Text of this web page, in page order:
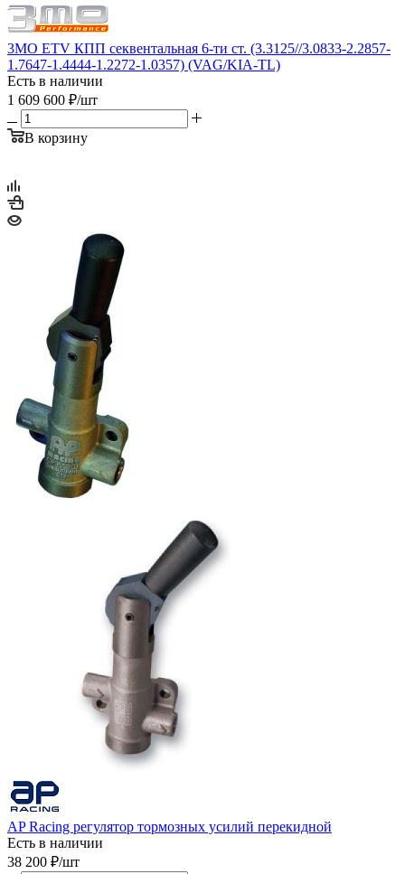
3MO ETV КПП секвентальная 6-ти ст. (3.3125//3.0833-2.2857-
1.7647-1.4444-1.2272-1.0357) (VAG/KIA-TL)
Есть в наличии
1 609 600 ₽/шт
В корзину
AP Racing регулятор тормозных усилий перекидной
Есть в наличии
38 200 ₽/шт